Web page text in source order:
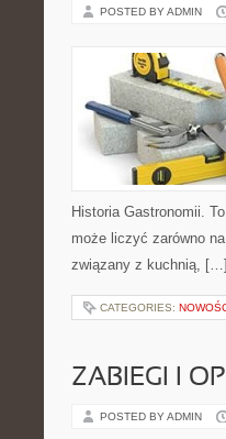
POSTED BY ADMIN
Historia Gastronomii.
może liczyć zarówno
związany z kuchnią, […]
CATEGORIES:
ZABIEGI I
POSTED BY ADMIN